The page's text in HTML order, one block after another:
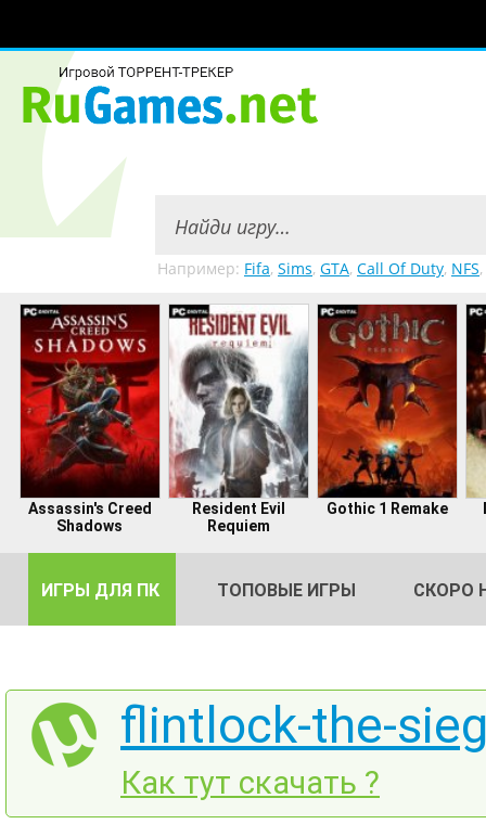
Например: Fifa, Sims, GTA, Call Of Duty, NFS,
Assassin's Creed
Shadows
Resident Evil
Requiem
Gothic 1 Remake
ИГРЫ ДЛЯ ПК ТОПОВЫЕ ИГРЫ СКОРО
flintlock-the-
Как тут скачать ?